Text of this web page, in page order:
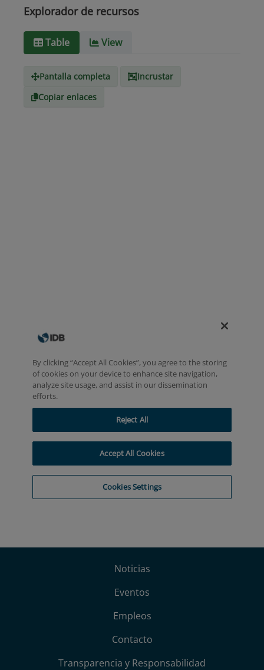
Barbados
Paraguay
Tipo de
text/csv
Explorador de recursos
Table View
Pantalla completa
Incrustar
Copiar enlaces
Noticias
Eventos
Empleos
Contacto
Transparencia y Responsabilidad